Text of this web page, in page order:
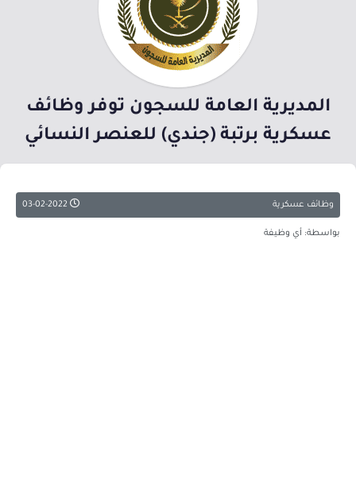
المديرية العامة للسجون توفر وظائف
عسكرية برتبة (جندي) للعنصر النسائي
وظائف عسكرية
بواسطة: أي وظيفة